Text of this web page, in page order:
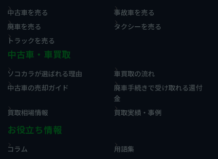
中古車を売る
事故車を売る
廃車を売る
タクシーを売る
トラックを売る
中古車・車買取
ソコカラが選ばれる理由
車買取の流れ
中古車の売却ガイド
廃車手続きで受け取れる還付
金
買取相場情報
買取実績・事例
お役立ち情報
コラム 用語集